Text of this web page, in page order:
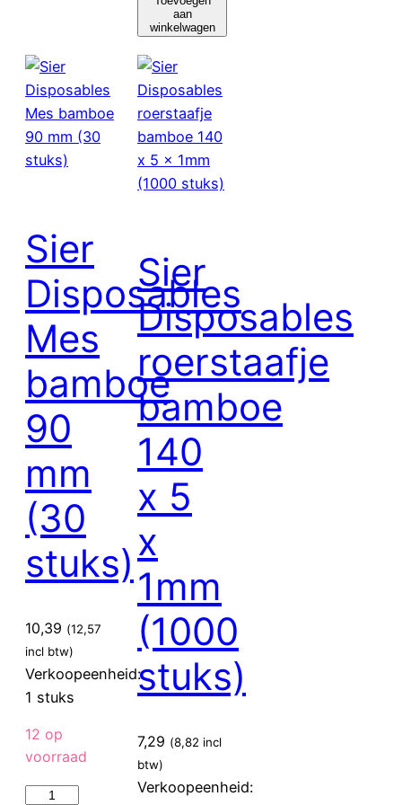
Souffle
(FSC®
papier)
rond
bruin
1.25oz
/
x
h31mm
(200
stuks)
aan
winkelwagen
Sier
Disposables
Mes
bamboe
90
mm
(30
stuks)
10,39 (12,57
incl btw)
Verkoopeenheid:
1 stuks
12 op
voorraad
Sier
Sier
Disposables
roerstaafje
bamboe
140
x 5
x
1mm
(1000
stuks)
7,29 (8,82 incl
btw)
Verkoopeenheid: